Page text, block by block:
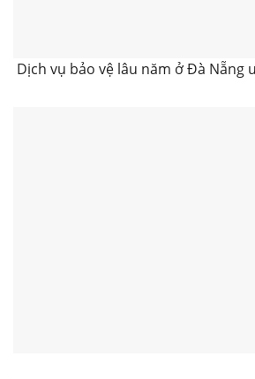
Dịch vụ bảo vệ lâu năm ở Đà Nẵng